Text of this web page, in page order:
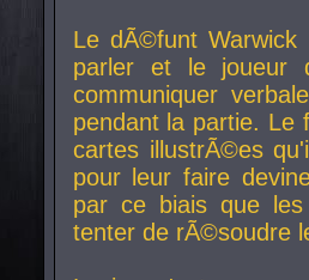
Le dÃ©funt Warwick
parler et le joueur
communiquer
pendant la partie. Le
cartes illustrÃ©es
pour leur faire
par ce biais que
tenter de rÃ©soudre